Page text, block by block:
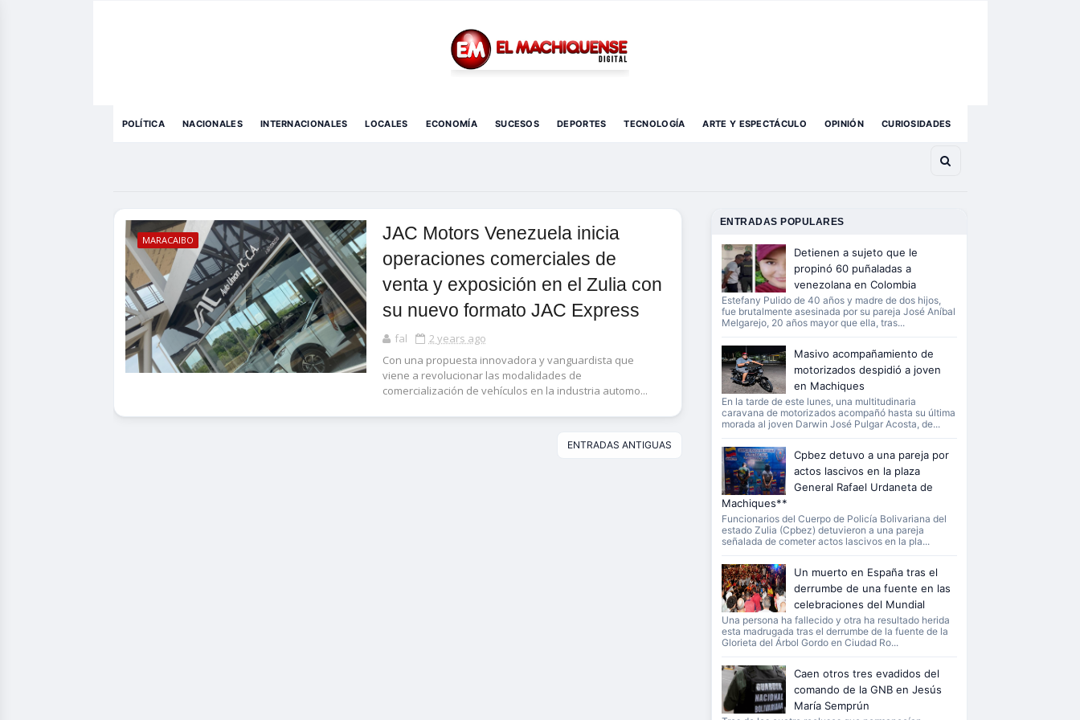
POLÍTICA NACIONALES INTERNACIONALES LOCALES ECONOMÍA SUCESOS DEPORTES TECNOLOGÍA ARTE Y ESPECTÁCULO OPINIÓN CURIOSIDADES
MARACAIBO
JAC Motors Venezuela inicia
operaciones comerciales de
venta y exposición en el Zulia con
su nuevo formato JAC Express
fal
2 years ago
Con una propuesta innovadora y vanguardista que
viene a revolucionar las modalidades de
comercialización de vehículos en la industria automo...
ENTRADAS ANTIGUAS
ENTRADAS POPULARES
Detienen a sujeto que le
propinó 60 puñaladas a
venezolana en Colombia
Estefany Pulido de 40 años y madre de dos hijos,
fue brutalmente asesinada por su pareja José Aníbal
Melgarejo, 20 años mayor que ella, tras...
Masivo acompañamiento de
motorizados despidió a joven
en Machiques
En la tarde de este lunes, una multitudinaria
caravana de motorizados acompañó hasta su última
morada al joven Darwin José Pulgar Acosta, de...
Cpbez detuvo a una pareja por
actos lascivos en la plaza
General Rafael Urdaneta de
Machiques**
Funcionarios del Cuerpo de Policía Bolivariana del
estado Zulia (Cpbez) detuvieron a una pareja
señalada de cometer actos lascivos en la pla...
Un muerto en España tras el
derrumbe de una fuente en las
celebraciones del Mundial
Una persona ha fallecido y otra ha resultado herida
esta madrugada tras el derrumbe de la fuente de la
Glorieta del Árbol Gordo en Ciudad Ro...
Caen otros tres evadidos del
comando de la GNB en Jesús
María Semprún